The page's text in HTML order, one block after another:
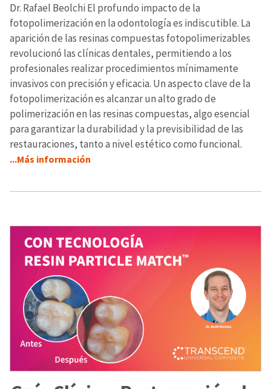
Dr. Rafael Beolchi El profundo impacto de la
fotopolimerización en la odontología es indiscutible. La
aparición de las resinas compuestas fotopolimerizables
revolucionó las clínicas dentales, permitiendo a los
profesionales realizar procedimientos mínimamente
invasivos con precisión y eficacia. Un aspecto clave de la
fotopolimerización es alcanzar un alto grado de
polimerización en las resinas compuestas, algo esencial
para garantizar la durabilidad y la previsibilidad de las
restauraciones, tanto a nivel estético como funcional.
...Más información